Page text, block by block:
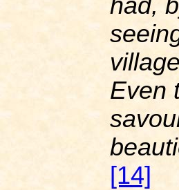
had,
Even
[14]